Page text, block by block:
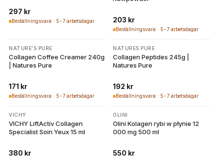
297 kr
Beställningsvara · 5-7 arbetsdagar 203 kr
Beställningsvara · 5-7 arbetsdagar
NATURE'S PURE
Collagen Coffee Creamer 240g
| Natures Pure
171 kr
Beställningsvara · 5-7 arbetsdagar
NATURES PURE
Collagen Peptides 245g |
Natures Pure
192 kr
Beställningsvara · 5-7 arbetsdagar
VICHY
VICHY LiftActiv Collagen
Specialist Soin Yeux 15 ml
380 kr
OLINI
Olini Kolagen rybi w płynie 12
000 mg 500 ml
550 kr